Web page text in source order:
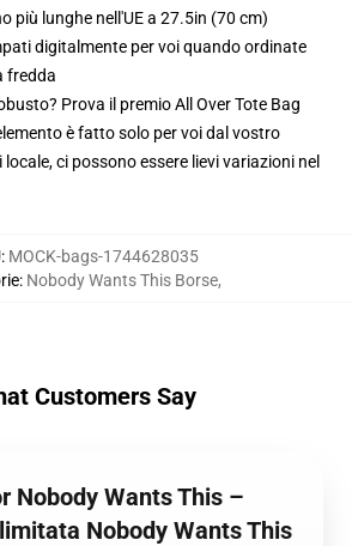
più lunghe nell'UE a 27.5in (70 cm)
digitalmente per voi quando ordinate
fredda
Prova il premio All Over Tote Bag
è fatto solo per voi dal vostro
ci possono essere lievi variazioni nel
: MOCK-bags-1744628035
: Nobody Wants This Borse,
Customers Say
Nobody Wants This –
Nobody Wants This